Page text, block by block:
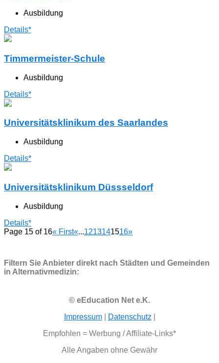
Ausbildung
Details*
Timmermeister-Schule
Ausbildung
Details*
Universitätsklinikum des Saarlandes
Ausbildung
Details*
Universitätsklinikum Düssseldorf
Ausbildung
Details*
Page 15 of 16« First«...1213141516»
Filtern Sie Anbieter direkt nach Städten und Gemeinden
in Alternativmedizin:
© eEducation Net e.K.
Impressum| Datenschutz
Empfohlen = Werbung / Affiliate-Links*
Alle Angaben ohne Gewähr